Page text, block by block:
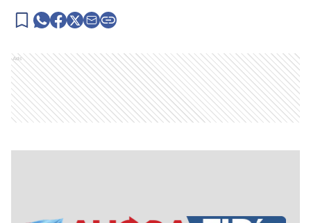
Ads